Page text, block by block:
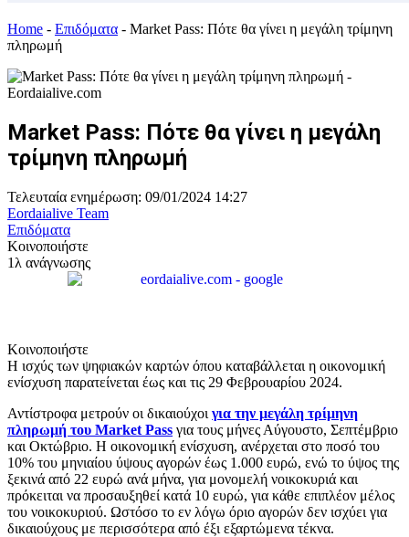
Home - Επιδόματα - Market Pass: Πότε θα γίνει η μεγάλη τρίμηνη
πληρωμή
Market Pass: Πότε θα γίνει η μεγάλη
τρίμηνη πληρωμή
Τελευταία ενημέρωση: 09/01/2024 14:27
Eordaialive Team
Επιδόματα
Κοινοποιήστε
1λ ανάγνωσης
Κοινοποιήστε
Η ισχύς των ψηφιακών καρτών όπου καταβάλλεται η οικονομική
ενίσχυση παρατείνεται έως και τις 29 Φεβρουαρίου 2024.
Αντίστροφα μετρούν οι δικαιούχοι για την μεγάλη τρίμηνη
πληρωμή του Market Pass για τους μήνες Αύγουστο, Σεπτέμβριο
και Οκτώβριο. Η οικονομική ενίσχυση, ανέρχεται στο ποσό του
10% του μηνιαίου ύψους αγορών έως 1.000 ευρώ, ενώ το ύψος της
ξεκινά από 22 ευρώ ανά μήνα, για μονομελή νοικοκυριά και
πρόκειται να προσαυξηθεί κατά 10 ευρώ, για κάθε επιπλέον μέλος
του νοικοκυριού. Ωστόσο το εν λόγω όριο αγορών δεν ισχύει για
δικαιούχους με περισσότερα από έξι εξαρτώμενα τέκνα.